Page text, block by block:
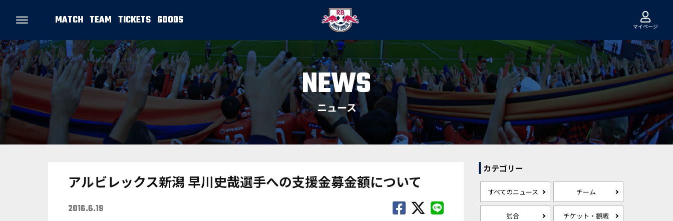
MATCH TEAM TICKETS GOODS マイページ
NEWS
ニュース
アルビレックス新潟 早川史哉選手への支援金募金額について
2016.6.19
カテゴリー
すべてのニュース チーム
試合 チケット・観戦